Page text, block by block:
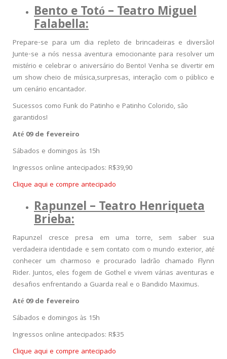
Bento e Totó – Teatro Miguel
Falabella:
Prepare-se para um dia repleto de brincadeiras e diversão!
Junte-se a nós nessa aventura emocionante para resolver um
mistério e celebrar o aniversário do Bento! Venha se divertir em
um show cheio de música,surpresas, interação com o público e
um cenário encantador.
Sucessos como Funk do Patinho e Patinho Colorido, são
garantidos!
Até 09 de fevereiro
Sábados e domingos às 15h
Ingressos online antecipados: R$39,90
Clique aqui e compre antecipado
Rapunzel – Teatro Henriqueta
Brieba:
Rapunzel cresce presa em uma torre, sem saber sua
verdadeira identidade e sem contato com o mundo exterior, até
conhecer um charmoso e procurado ladrão chamado Flynn
Rider. Juntos, eles fogem de Gothel e vivem várias aventuras e
desafios enfrentando a Guarda real e o Bandido Maximus.
Até 09 de fevereiro
Sábados e domingos às 15h
Ingressos online antecipados: R$35
Clique aqui e compre antecipado